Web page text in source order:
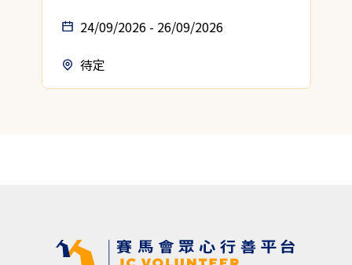
24/09/2026 - 26/09/2026
待定